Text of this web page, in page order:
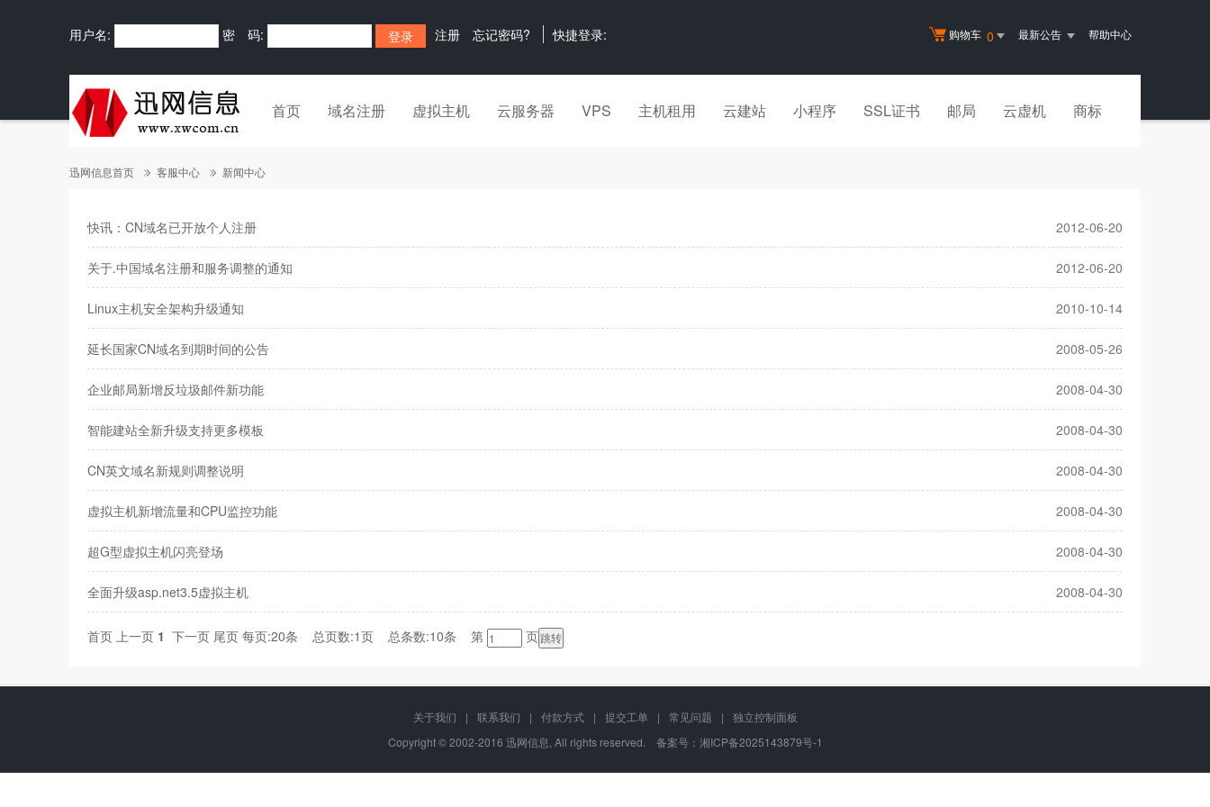
购物车 0 最新公告 帮助中心
用户名: 密 码: 注册 忘记密码? 快捷登录:
首页 域名注册 虚拟主机 云服务器 VPS 主机租用 云建站 小程序 SSL证书 邮局 云虚机 商标
迅网信息首页 客服中心 新闻中心
快讯：CN域名已开放个人注册 2012-06-20
关于.中国域名注册和服务调整的通知 2012-06-20
Linux主机安全架构升级通知 2010-10-14
延长国家CN域名到期时间的公告 2008-05-26
企业邮局新增反垃圾邮件新功能 2008-04-30
智能建站全新升级支持更多模板 2008-04-30
CN英文域名新规则调整说明 2008-04-30
虚拟主机新增流量和CPU监控功能 2008-04-30
超G型虚拟主机闪亮登场 2008-04-30
全面升级asp.net3.5虚拟主机 2008-04-30
首页 上一页 1 下一页 尾页 每页:20条 总页数:1页 总条数:10条 第 页
关于我们 | 联系我们 | 付款方式 | 提交工单 | 常见问题 |
独立控制面板
Copyright © 2002-2016 迅网信息, All rights reserved. 备案号： 湘ICP备2025143879号-1